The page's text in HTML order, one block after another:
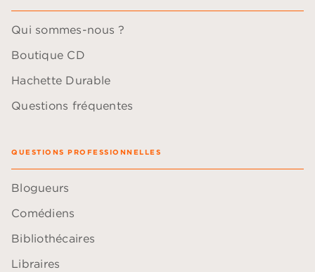
Qui sommes-nous ?
Boutique CD
Hachette Durable
Questions fréquentes
QUESTIONS PROFESSIONNELLES
Blogueurs
Comédiens
Bibliothécaires
Libraires